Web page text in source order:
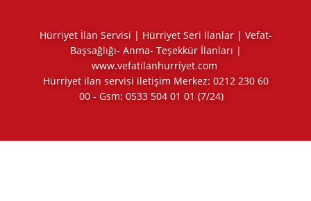
Hürriyet İlan Servisi | Hürriyet Seri İlanlar | Vefat-
Başsağlığı- Anma- Teşekkür İlanları |
www.vefatilanhurriyet.com
Hürriyet ilan servisi iletişim Merkez: 0212 230 60
00 - Gsm: 0533 504 01 01 (7/24)